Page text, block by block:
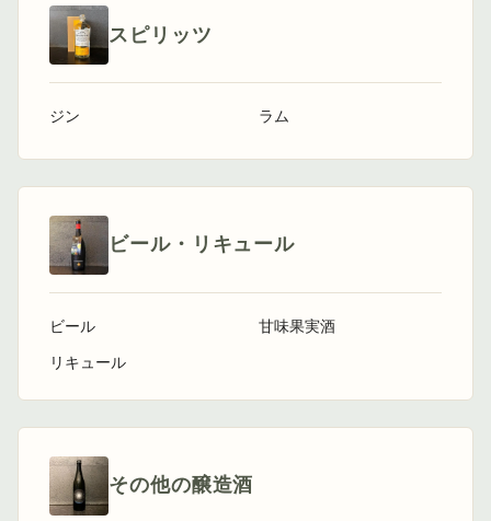
スピリッツ
ジン ラム
ビール・リキュール
ビール
リキュール
甘味果実酒
その他の醸造酒